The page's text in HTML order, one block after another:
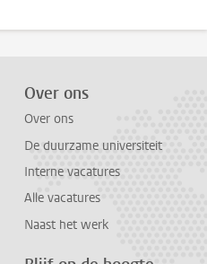
Over ons
Over ons
De duurzame universiteit
Interne vacatures
Alle vacatures
Naast het werk